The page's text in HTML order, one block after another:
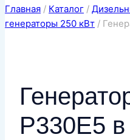
Главная / Каталог /
генераторы 250 кВт /
P330E5